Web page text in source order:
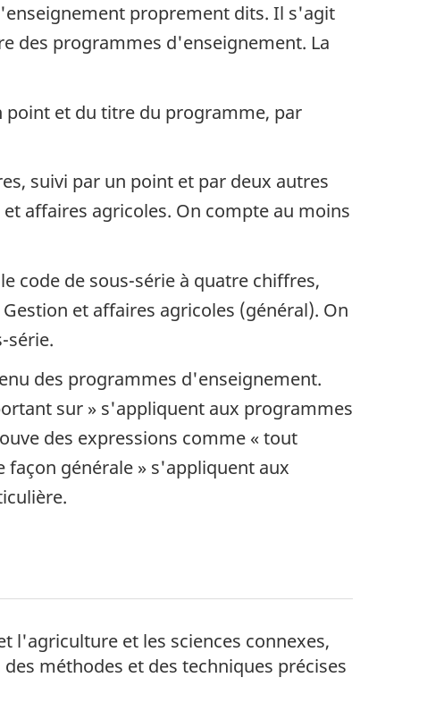
proprement dits. Il s'agit
des programmes d'enseignement. La
point et du titre du programme, par
suivi par un point et par deux autres
affaires agricoles. On compte au moins
code de sous-série à quatre chiffres,
et affaires agricoles (général). On
série.
des programmes d'enseignement.
sur » s'appliquent aux programmes
des expressions comme « tout
générale » s'appliquent aux
l'agriculture et les sciences connexes,
méthodes et des techniques précises